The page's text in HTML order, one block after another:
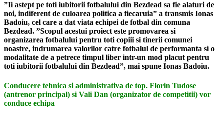
”Ii astept pe toti iubitorii fotbalului din Bezdead sa fie alaturi de
noi, indiferent de culoarea politica a fiecaruia” a transmis Ionas
Badoiu, cel care a dat viata echipei de fotbal din comuna
Bezdead. ”Scopul acestui proiect este promovarea si
organizarea fotbalului pentru toti copiii si tinerii comunei
noastre, indrumarea valorilor catre fotbalul de performanta si o
modalitate de a petrece timpul liber intr-un mod placut pentru
toti iubitorii fotbalului din Bezdead”, mai spune Ionas Badoiu.
Conducere tehnica si administrativa de top. Florin Tudose
(antrenor principal) si Vali Dan (organizator de competitii) vor
conduce echipa